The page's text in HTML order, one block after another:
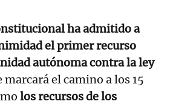
ha admitido a
el primer recurso
autónoma contra la ley
marcará el camino a los 15
los recursos de los